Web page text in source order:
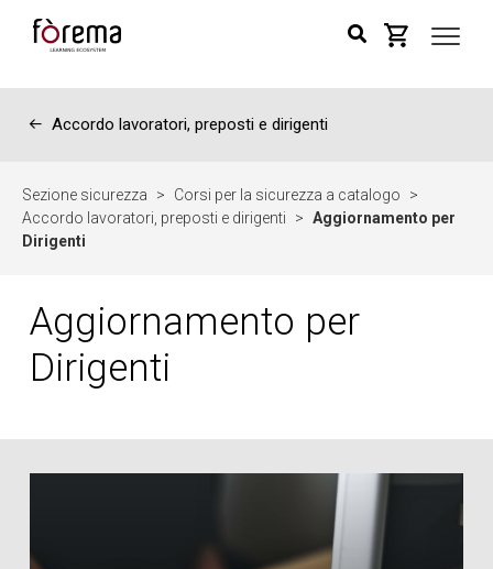
← Accordo lavoratori, preposti e dirigenti
Sezione sicurezza > Corsi per la sicurezza a catalogo
>
Accordo lavoratori, preposti e dirigenti
> Aggiornamento per
Dirigenti
Aggiornamento per
Dirigenti